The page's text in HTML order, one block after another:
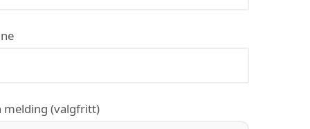
melding (valgfritt)